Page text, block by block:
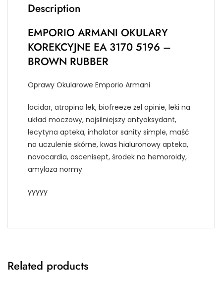
Description
EMPORIO ARMANI OKULARY
KOREKCYJNE EA 3170 5196 –
BROWN RUBBER
Oprawy Okularowe Emporio Armani
lacidar, atropina lek, biofreeze żel opinie, leki na
układ moczowy, najsilniejszy antyoksydant,
lecytyna apteka, inhalator sanity simple, maść
na uczulenie skórne, kwas hialuronowy apteka,
novocardia, oscenisept, środek na hemoroidy,
amylaza normy
yyyyy
Related products